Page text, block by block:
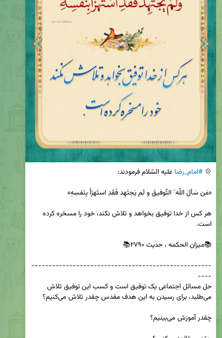
💠 #امام_رضا
----------------------------------------------------